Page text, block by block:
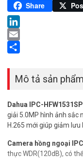
Pinterest
Share
LinkedIn
Email
Mô tả sản phẩm
Dahua IPC-HFW1531SP
giải 5.0MP hình ảnh sắc
H.265 mới giúp giảm lưu
Camera hồng ngoại
thực WDR(120dB), có